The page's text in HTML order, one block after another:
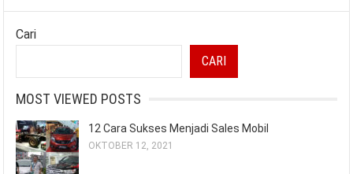
Cari
CARI
MOST VIEWED POSTS
12 Cara Sukses Menjadi Sales Mobil
OKTOBER 12, 2021